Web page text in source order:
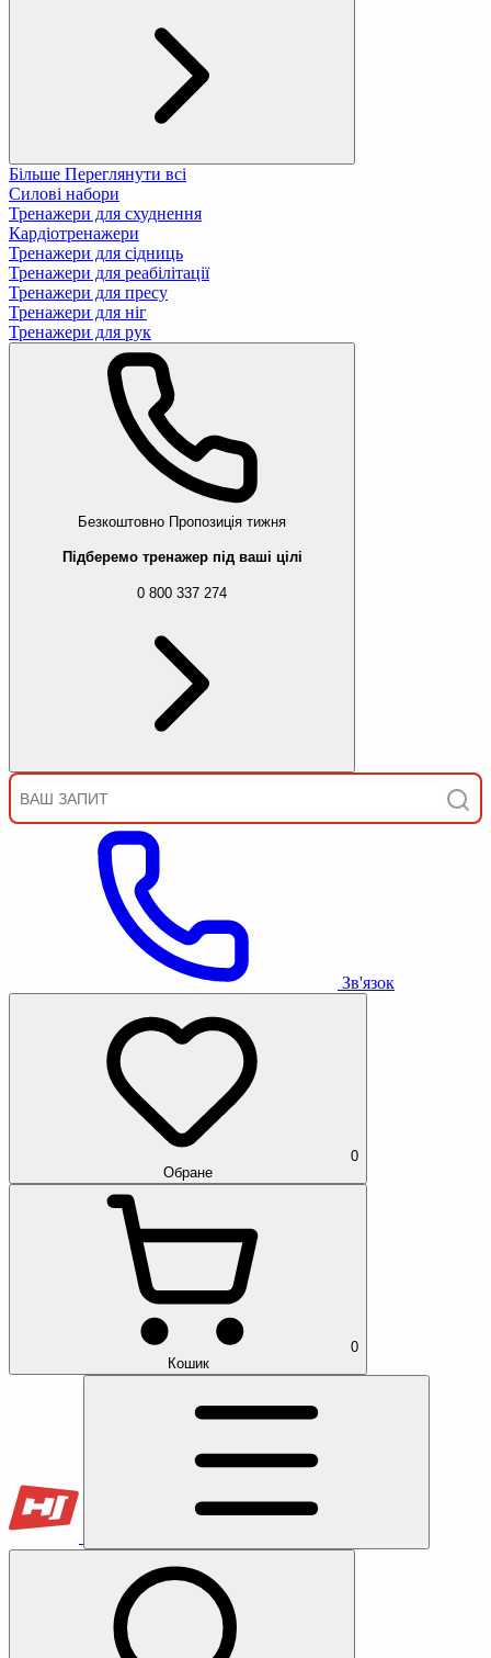
Більше Переглянути всі
Силові набори
Тренажери для схуднення
Кардіотренажери
Тренажери для сідниць
Тренажери для реабілітації
Тренажери для пресу
Тренажери для ніг
Тренажери для рук
Безкоштовно Пропозиція тижня
Підберемо тренажер під ваші цілі
0 800 337 274
Зв'язок
0
Обране
0
Кошик